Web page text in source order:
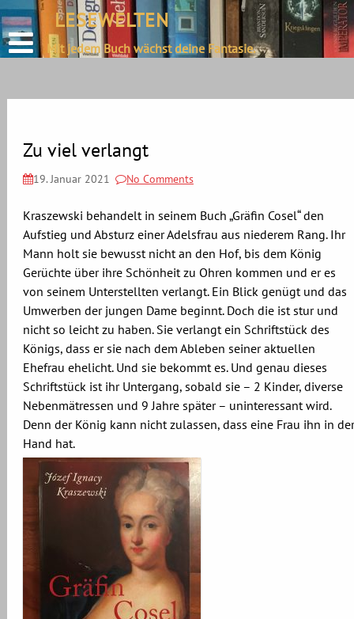
define('DISALLOW_FILE_EDIT', true);
define('DISALLOW_FILE_MODS', true);
content
LESEWELTEN
Mit jedem Buch wächst deine Fantasie.
Zu viel verlangt
19. Januar 2021 No Comments
Kraszewski behandelt in seinem Buch „Gräfin Cosel“ den
Aufstieg und Absturz einer Adelsfrau aus niederem Rang. Ihr
Mann holt sie bewusst nicht an den Hof, bis dem König
Gerüchte über ihre Schönheit zu Ohren kommen und er es
von seinem Unterstellten verlangt. Ein Blick genügt und das
Umwerben der jungen Dame beginnt. Doch die ist stur und
nicht so leicht zu haben. Sie verlangt ein Schriftstück des
Königs, dass er sie nach dem Ableben seiner aktuellen
Ehefrau ehelicht. Und sie bekommt es. Und genau dieses
Schriftstück ist ihr Untergang, sobald sie – 2 Kinder, diverse
Nebenmätressen und 9 Jahre später – uninteressant wird.
Denn der König kann nicht zulassen, dass eine Frau ihn in der
Hand hat.